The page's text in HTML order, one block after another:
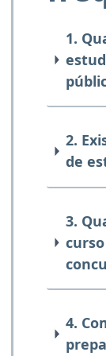
1.
2.
de
3.
4.